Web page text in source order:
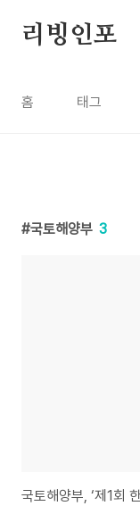
리빙인포
홈 태그
국토해양부 3
국토해양부, ‘제1회